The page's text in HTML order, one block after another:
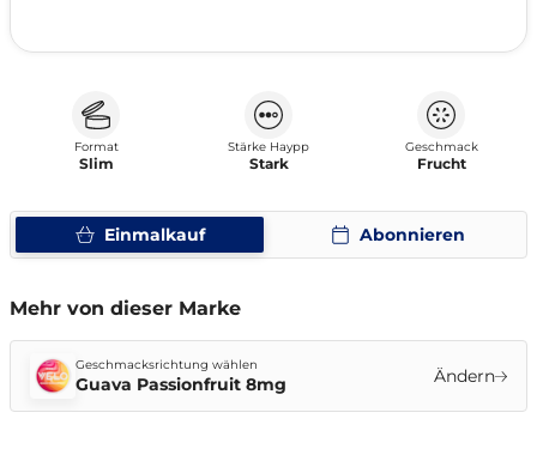
Einmalkauf Abonnieren
Format
Slim
Stärke Haypp
Stark
Geschmack
Frucht
Mehr von dieser Marke
Geschmacksrichtung wählen
Guava Passionfruit 8mg Ändern